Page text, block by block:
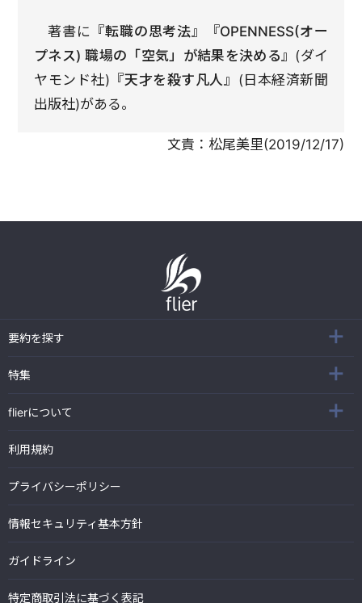
著書に 『転職の思考法』『OPENNESS(オー
プネス) 職場の「空気」が結果を決める』 (ダイ
ヤモンド社) 『天才を殺す凡人』 (日本経済新聞
出版社)がある。
文責： 松尾美里(2019/12/17)
要約を探す
特集
flierについて
利用規約
プライバシーポリシー
情報セキュリティ基本方針
ガイドライン
特定商取引法に基づく表記